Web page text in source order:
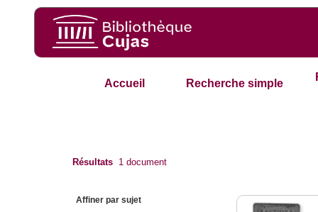
Accueil Recherche simple
Résultats 1 document
Affiner par sujet